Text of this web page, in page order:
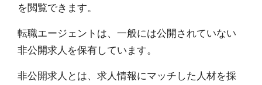
を閲覧できます。
転職エージェントは、 一般には公開されていない
非公開求人を保有しています。
非公開求人とは、求人情報にマッチした人材を採